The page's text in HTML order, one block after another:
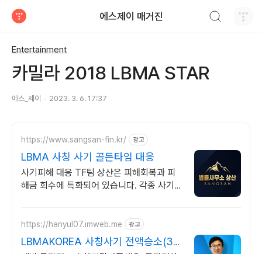
에스제이 매거진
Entertainment
카밀라 2018 LBMA STAR
에스_제이 2023. 3. 6. 17:37
https://www.sangsan-fin.kr/ 광고
LBMA 사칭 사기 골든타임 대응
사기피해 대응 TF팀 상산은 피해회복과 피
해금 회수에 특화되어 있습니다. 각종 사기
https://hanyul07.imweb.me 광고
LBMAKOREA 사칭사기 전액승소(3억